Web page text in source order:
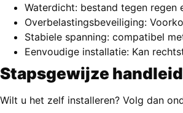
Waterdicht: bestand tegen
Overbelastingsbeveiliging:
Stabiele spanning: compatibel
Eenvoudige installatie: Kan
Stapsgewijze
Wilt u het zelf installeren? Volg dan